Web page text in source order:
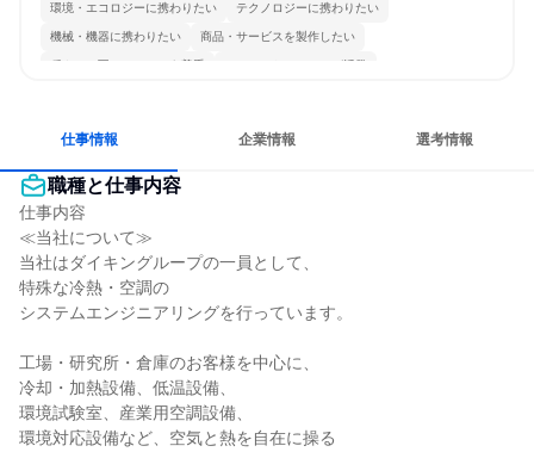
環境・エコロジーに携わりたい テクノロジーに携わりたい
機械・機器に携わりたい 商品・サービスを製作したい
穏やかで互いのペースを尊重 コミュニケーションが活発
仕事情報 企業情報 選考情報
職種と仕事内容
仕事内容
≪当社について≫
当社はダイキングループの一員として、
特殊な冷熱・空調の
システムエンジニアリングを行っています。
工場・研究所・倉庫のお客様を中心に、
冷却・加熱設備、低温設備、
環境試験室、産業用空調設備、
環境対応設備など、空気と熱を自在に操る